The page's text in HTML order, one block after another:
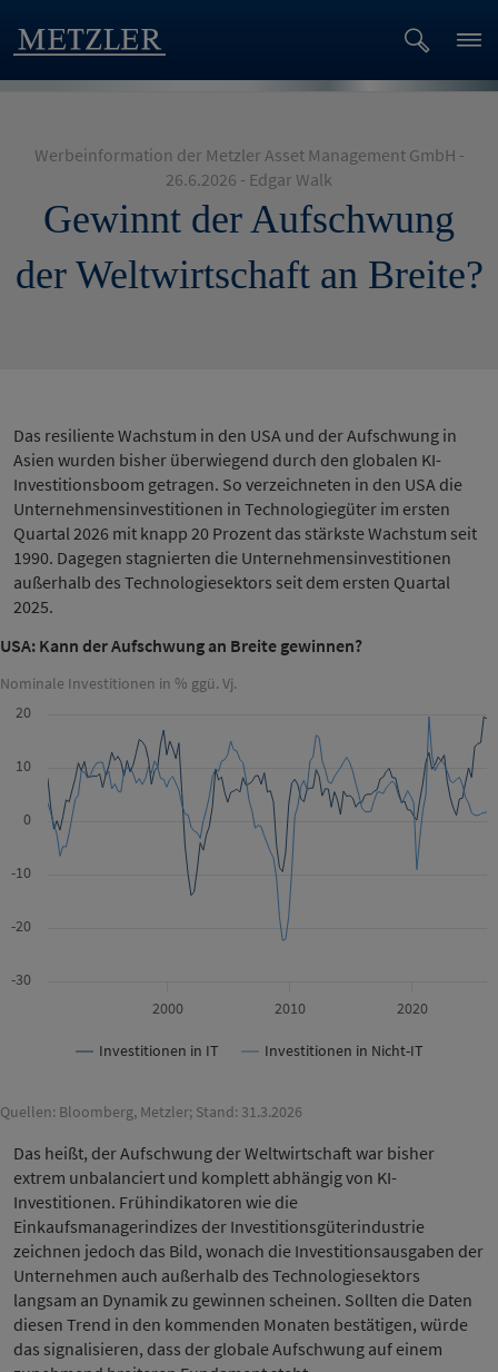
Werbeinformation der Metzler Asset Management GmbH -
26.6.2026 - Edgar Walk
Gewinnt der Aufschwung
der Weltwirtschaft an Breite?
Das resiliente Wachstum in den USA und der Aufschwung in
Asien wurden bisher überwiegend durch den globalen KI-
Investitionsboom getragen. So verzeichneten in den USA die
Unternehmensinvestitionen in Technologiegüter im ersten
Quartal 2026 mit knapp 20 Prozent das stärkste Wachstum seit
1990. Dagegen stagnierten die Unternehmensinvestitionen
außerhalb des Technologiesektors seit dem ersten Quartal
2025.
USA: Kann der Aufschwung an Breite gewinnen?
Nominale Investitionen in % ggü. Vj.
Investitionen in IT Investitionen in Nicht-IT
2000 2010 2020
-30
-20
-10
0
10
20
Quellen: Bloomberg, Metzler; Stand: 31.3.2026
Das heißt, der Aufschwung der Weltwirtschaft war bisher
extrem unbalanciert und komplett abhängig von KI-
Investitionen. Frühindikatoren wie die
Einkaufsmanagerindizes der Investitionsgüterindustrie
zeichnen jedoch das Bild, wonach die Investitionsausgaben der
Unternehmen auch außerhalb des Technologiesektors
langsam an Dynamik zu gewinnen scheinen. Sollten die Daten
diesen Trend in den kommenden Monaten bestätigen, würde
das signalisieren, dass der globale Aufschwung auf einem